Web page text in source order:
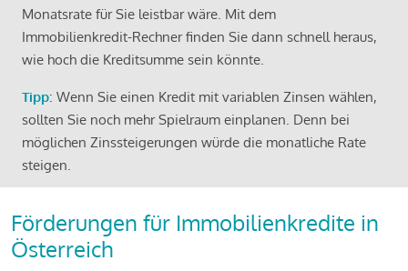
Monatsrate für Sie leistbar wäre. Mit dem
Immobilienkredit-Rechner finden Sie dann schnell heraus,
wie hoch die Kreditsumme sein könnte.
Tipp: Wenn Sie einen Kredit mit variablen Zinsen wählen,
sollten Sie noch mehr Spielraum einplanen. Denn bei
möglichen Zinssteigerungen würde die monatliche Rate
steigen.
Förderungen für Immobilienkredite in
Österreich